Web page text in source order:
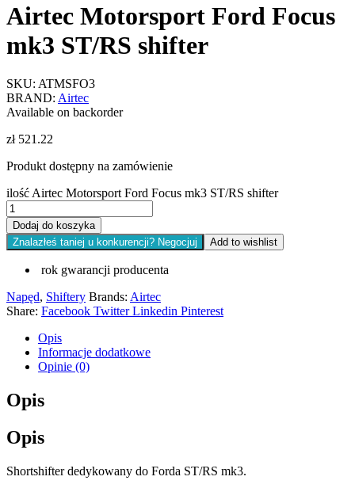
Airtec Motorsport Ford Focus
mk3 ST/RS shifter
SKU: ATMSFO3
BRAND: Airtec
Available on backorder
zł521.22
Produkt dostępny na zamówienie
ilość Airtec Motorsport Ford Focus mk3 ST/RS shifter
Dodaj do koszyka
Znalazłeś taniej u konkurencji? Negocjuj
Add to wishlist
rok gwarancji producenta
Napęd, Shiftery Brands: Airtec
Share: Facebook Twitter Linkedin Pinterest
Opis
Informacje dodatkowe
Opinie (0)
Opis
Opis
Shortshifter dedykowany do Forda ST/RS mk3.